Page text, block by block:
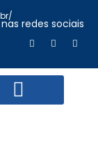
redes sociais